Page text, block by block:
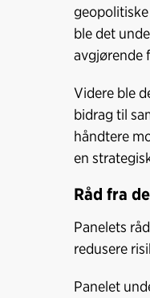
ble det
avgjørende
Videre ble
bidrag til
håndtere
en
Råd fra
Panelets
redusere
Panelet